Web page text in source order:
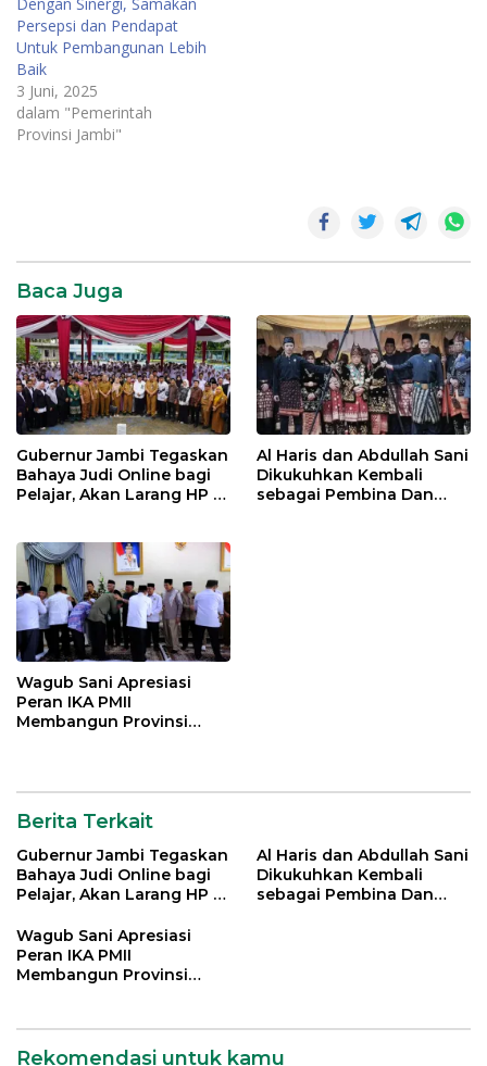
Persepsi dan Pendapat
Untuk Pembangunan Lebih
Baik
3 Juni, 2025
dalam "Pemerintah
Provinsi Jambi"
Baca Juga
Gubernur Jambi Tegaskan
Bahaya Judi Online bagi
Pelajar, Akan Larang HP di
Al Haris dan Abdullah Sani
Dikukuhkan Kembali
sebagai Pembina Dan
Wagub Sani Apresiasi
Peran IKA PMII
Membangun Provinsi
Berita Terkait
Gubernur Jambi Tegaskan
Bahaya Judi Online bagi
Pelajar, Akan Larang HP di
Al Haris dan Abdullah Sani
Dikukuhkan Kembali
sebagai Pembina Dan
Wagub Sani Apresiasi
Peran IKA PMII
Membangun Provinsi
Rekomendasi untuk kamu